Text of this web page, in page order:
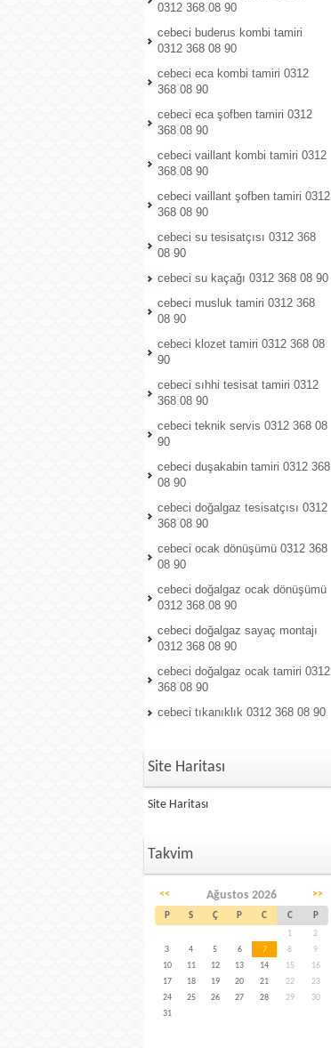
0312 368 08 90
cebeci buderus kombi tamiri
0312 368 08 90
cebeci eca kombi tamiri 0312
368 08 90
cebeci eca şofben tamiri 0312
368 08 90
cebeci vaillant kombi tamiri 0312
368 08 90
cebeci vaillant şofben tamiri 0312
368 08 90
cebeci su tesisatçısı 0312 368
08 90
cebeci su kaçağı 0312 368 08 90
cebeci musluk tamiri 0312 368
08 90
cebeci klozet tamiri 0312 368 08
90
cebeci sıhhi tesisat tamiri 0312
368 08 90
cebeci teknik servis 0312 368 08
90
cebeci duşakabin tamiri 0312 368
08 90
cebeci doğalgaz tesisatçısı 0312
368 08 90
cebeci ocak dönüşümü 0312 368
08 90
cebeci doğalgaz ocak dönüşümü
0312 368 08 90
cebeci doğalgaz sayaç montajı
0312 368 08 90
cebeci doğalgaz ocak tamiri 0312
368 08 90
cebeci tıkanıklık 0312 368 08 90
Site Haritası
Site Haritası
Takvim
<< Ağustos 2026 >>
P S Ç P C C
P
1
2
3
4 5 6 7 8
9
10
11 12 13 14 15
16
17
18 19 20 21 22
23
24
25 26 27 28 29
30
31